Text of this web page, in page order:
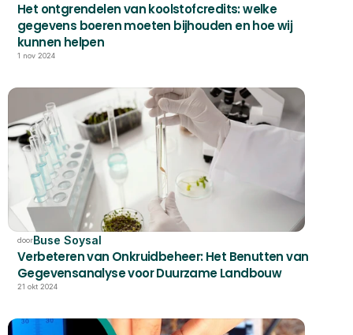
Het ontgrendelen van koolstofcredits: welke
gegevens boeren moeten bijhouden en hoe wij
kunnen helpen
1 nov 2024
doorBuse Soysal
Verbeteren van Onkruidbeheer: Het Benutten van
Gegevensanalyse voor Duurzame Landbouw
21 okt 2024